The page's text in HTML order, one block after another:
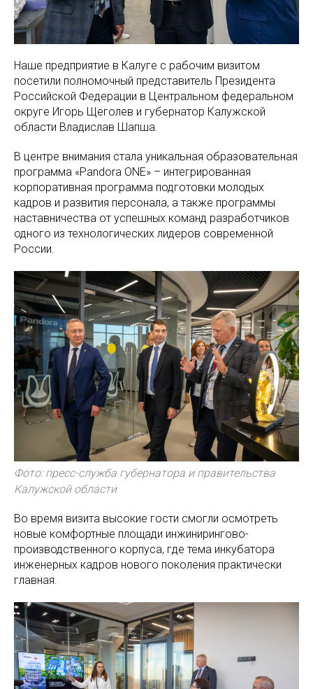
Наше предприятие в Калуге с рабочим визитом
посетили полномочный представитель Президента
Российской Федерации в Центральном федеральном
округе Игорь Щеголев и губернатор Калужской
области Владислав Шапша.
В центре внимания стала уникальная образовательная
программа «Pandora ONE» – интегрированная
корпоративная программа подготовки молодых
кадров и развития персонала, а также программы
наставничества от успешных команд разработчиков
одного из технологических лидеров современной
России.
Фото: пресс-служба губернатора и правительства
Калужской области
Во время визита высокие гости смогли осмотреть
новые комфортные площади инжинирингово-
производственного корпуса, где тема инкубатора
инженерных кадров нового поколения практически
главная.